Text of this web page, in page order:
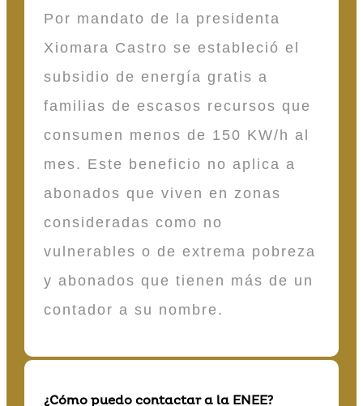
Por mandato de la presidenta
Xiomara Castro se estableció el
subsidio de energía gratis a
familias de escasos recursos que
consumen menos de 150 KW/h al
mes. Este beneficio no aplica a
abonados que viven en zonas
consideradas como no
vulnerables o de extrema pobreza
y abonados que tienen más de un
contador a su nombre.
¿Cómo puedo contactar a la ENEE?